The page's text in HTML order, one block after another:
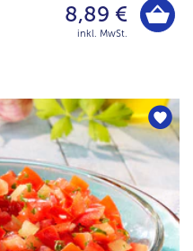
8,89 €
inkl. MwSt.